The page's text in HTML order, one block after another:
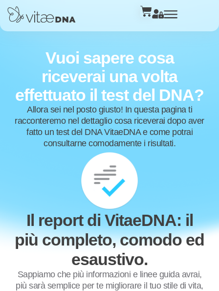
Vuoi sapere cosa
riceverai una volta
effettuato il test del DNA?
Allora sei nel posto giusto! In questa pagina ti
racconteremo nel dettaglio cosa riceverai dopo aver
fatto un test del DNA VitaeDNA e come potrai
consultarne comodamente i risultati.
Il report di VitaeDNA: il
più completo, comodo ed
esaustivo.
Sappiamo che più informazioni e linee guida avrai,
più sarà semplice per te migliorare il tuo stile di vita,